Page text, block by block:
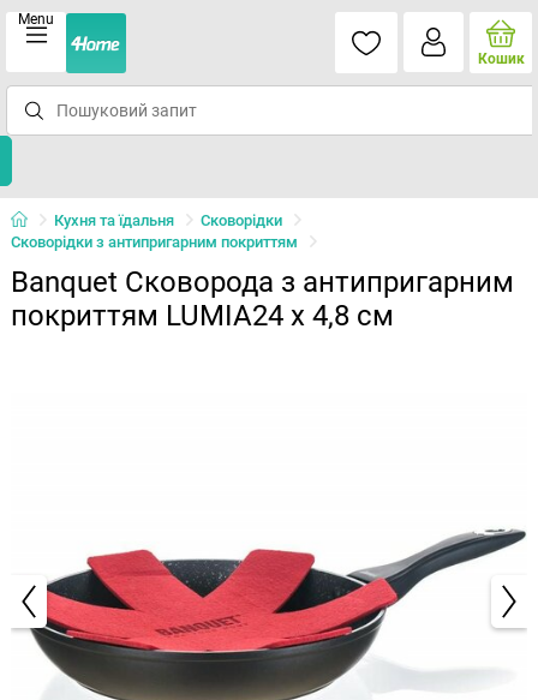
Menu
Кошик
Кухня та їдальня
Сковорідки
Сковорідки з антипригарним покриттям
Banquet Сковорода з антипригарним
покриттям LUMIA24 x 4,8 см